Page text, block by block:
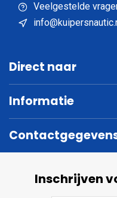
Veelgestelde
Direct naar
Informatie
Inschrijven